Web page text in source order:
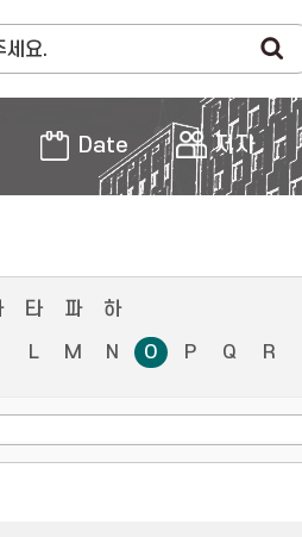
Date 저자
타 파
하
L M N O P Q R